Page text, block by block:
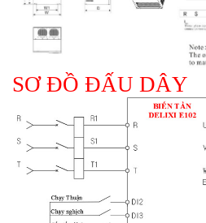
SƠ ĐỒ ĐẤU DÂY